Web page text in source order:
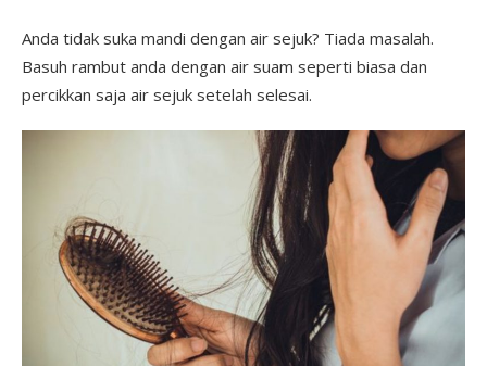
Anda tidak suka mandi dengan air sejuk? Tiada masalah.
Basuh rambut anda dengan air suam seperti biasa dan
percikkan saja air sejuk setelah selesai.